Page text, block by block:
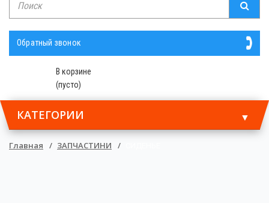
Обратный звонок
В корзине
(пусто)
КАТЕГОРИИ ▼
Главная ЗАПЧАСТИНИ